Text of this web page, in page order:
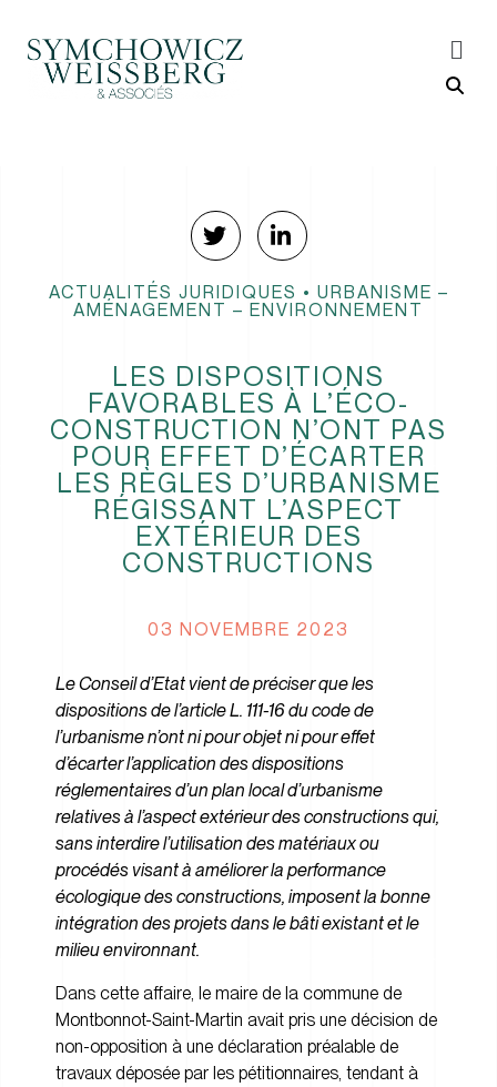
ACTUALITÉS JURIDIQUES • URBANISME –
AMÉNAGEMENT – ENVIRONNEMENT
LES DISPOSITIONS
FAVORABLES À L’ÉCO-
CONSTRUCTION N’ONT PAS
POUR EFFET D’ÉCARTER
LES RÈGLES D’URBANISME
RÉGISSANT L’ASPECT
EXTÉRIEUR DES
CONSTRUCTIONS
03 NOVEMBRE 2023
Le Conseil d’Etat vient de préciser que les
dispositions de l’article L. 111-16 du code de
l’urbanisme n’ont ni pour objet ni pour effet
d’écarter l’application des dispositions
réglementaires d’un plan local d’urbanisme
relatives à l’aspect extérieur des constructions qui,
sans interdire l’utilisation des matériaux ou
procédés visant à améliorer la performance
écologique des constructions, imposent la bonne
intégration des projets dans le bâti existant et le
milieu environnant.
Dans cette affaire, le maire de la commune de
Montbonnot-Saint-Martin avait pris une décision de
non-opposition à une déclaration préalable de
travaux déposée par les pétitionnaires, tendant à